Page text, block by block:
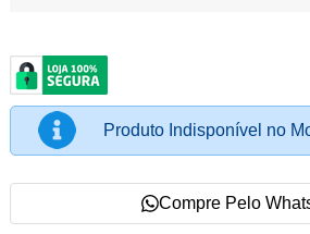
Produto Indisponível no
Compre Pelo